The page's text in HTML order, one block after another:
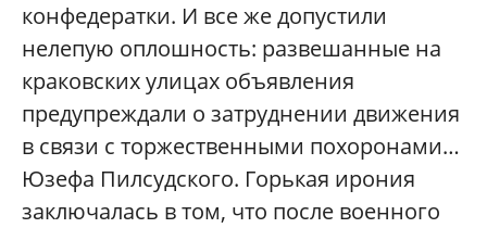
конфедератки. И все же допустили
нелепую оплошность: развешанные на
краковских улицах объявления
предупреждали о затруднении движения
в связи с торжественными похоронами…
Юзефа Пилсудского. Горькая ирония
заключалась в том, что после военного